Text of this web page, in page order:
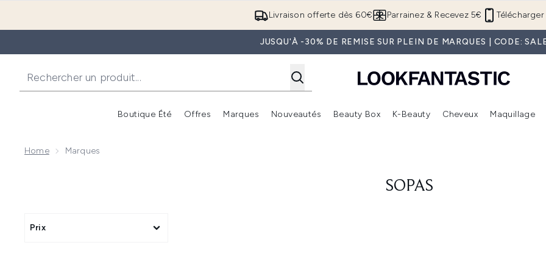
Passer au contenu principal
Livraison offerte dès 60€ Télécharger
Parrainez & Recevez 5€
JUSQU'À -30% DE REMISE SUR PLEIN DE MARQUES | CODE:
Boutique Été
Accédez au sous-menu (Boutique Été )
Offres
Accédez au sous-menu (Offres)
Marques
Accédez au sous-menu (Marques)
Nouveautés
Accédez au sous-menu (Nouveautés)
Beauty Box
Accédez au sous-menu (Beauty Box)
K-Beauty Cheveux Maquillage
Home Marques
SOPAS
Prix